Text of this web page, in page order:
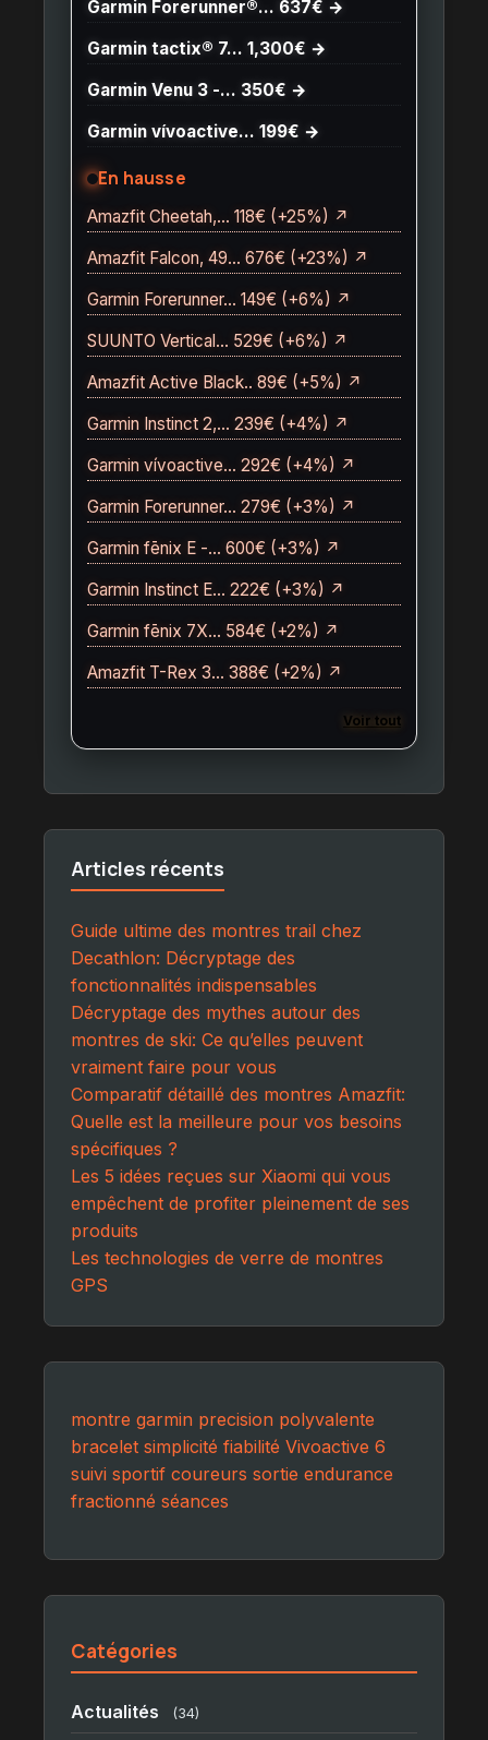
Garmin Forerunner®… 637€ →
Garmin tactix® 7… 1,300€ →
Garmin Venu 3 -… 350€ →
Garmin vívoactive… 199€ →
En hausse
Amazfit Cheetah,… 118€ (+25%) ↗
Amazfit Falcon, 49… 676€ (+23%) ↗
Garmin Forerunner… 149€ (+6%) ↗
SUUNTO Vertical… 529€ (+6%) ↗
Amazfit Active Black.. 89€ (+5%) ↗
Garmin Instinct 2,… 239€ (+4%) ↗
Garmin vívoactive… 292€ (+4%) ↗
Garmin Forerunner… 279€ (+3%) ↗
Garmin fēnix E -… 600€ (+3%) ↗
Garmin Instinct E… 222€ (+3%) ↗
Garmin fēnix 7X… 584€ (+2%) ↗
Amazfit T-Rex 3… 388€ (+2%) ↗
Voir tout
Articles récents
Guide ultime des montres trail chez
Decathlon: Décryptage des
fonctionnalités indispensables
Décryptage des mythes autour des
montres de ski: Ce qu’elles peuvent
vraiment faire pour vous
Comparatif détaillé des montres Amazfit:
Quelle est la meilleure pour vos besoins
spécifiques ?
Les 5 idées reçues sur Xiaomi qui vous
empêchent de profiter pleinement de ses
produits
Les technologies de verre de montres
GPS
montre garmin precision polyvalente
bracelet simplicité fiabilité Vivoactive 6
suivi sportif coureurs sortie endurance
fractionné séances
Catégories
Actualités (34)